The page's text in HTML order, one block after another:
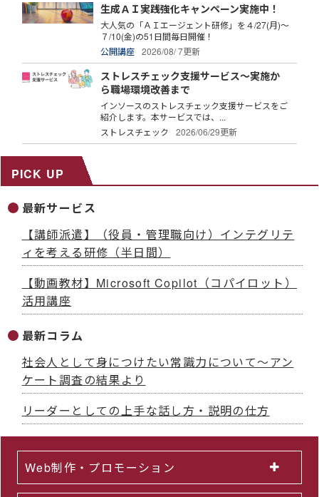
生成ＡＩ実践強化キャンペーン実施中！
大人気の「ＡＩエージェント研修」を４/27(月)～
７/10(金)の51日間毎日開催！
公開講座
2026/08/ 7更新
ストレスチェック支援サービス～実施か
ら職場環境改善まで
インソースのストレスチェック支援サービスをご
紹介します。本サービスでは、...
ストレスチェック
2026/06/29更新
PICK UP
最新サービス
【講師派遣】（役員・管理職向け）インテグリテ
ィを考える研修（半日間）
【動画教材】Microsoft Copilot（コパイロット）
活用講座
最新コラム
社会人として身につけたい常識力について～アン
ケート調査の結果より
リーダーとしての上手な話し方・説明の仕方
Web制作・プロモーション